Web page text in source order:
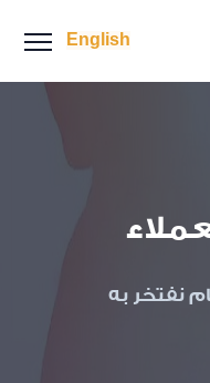
English
نفتخر به